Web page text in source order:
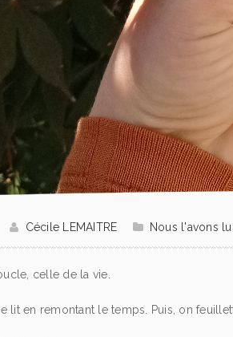
Cécile LEMAITRE Nous l'avons lu
celle de la vie.
lit en remontant le temps. Puis, on